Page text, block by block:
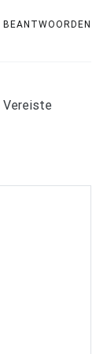
BEANTWOORDEN
Vereiste